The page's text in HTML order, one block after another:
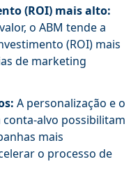
(ROI) mais alto:
o ABM tende a
(ROI) mais
de marketing
A personalização e o
alvo possibilitam
mais
o processo de